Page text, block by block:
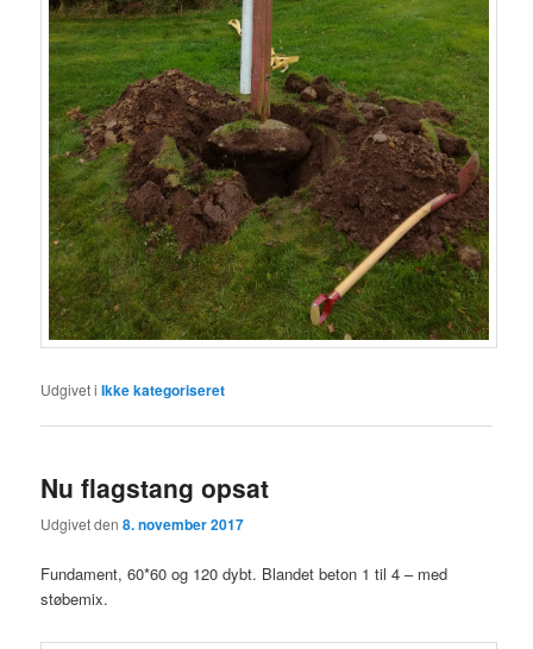
Udgivet i Ikke kategoriseret
Nu flagstang opsat
Udgivet den8. november 2017
Fundament, 60*60 og 120 dybt. Blandet beton 1 til 4 – med
støbemix.